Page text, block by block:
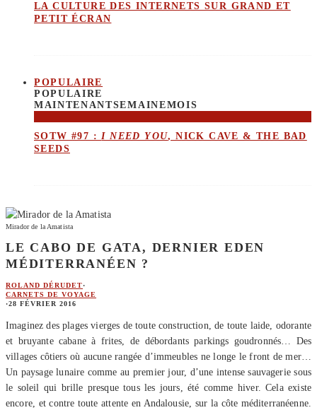
LA CULTURE DES INTERNETS SUR GRAND ET
PETIT ÉCRAN
POPULAIRE
POPULAIRE
MAINTENANTSEMAINEMOIS
SOTW #97 :I NEED YOU, NICK CAVE & THE BAD
SEEDS
Mirador de la Amatista
LE CABO DE GATA, DERNIER EDEN
MÉDITERRANÉEN ?
ROLAND DÉRUDET·
CARNETS DE VOYAGE
·28 FÉVRIER 2016
Imaginez des plages vierges de toute construction, de toute laide, odorante
et bruyante cabane à frites, de débordants parkings goudronnés… Des
villages côtiers où aucune rangée d’immeubles ne longe le front de mer…
Un paysage lunaire comme au premier jour, d’une intense sauvagerie sous
le soleil qui brille presque tous les jours, été comme hiver. Cela existe
encore, et contre toute attente en Andalousie, sur la côte méditerranéenne.